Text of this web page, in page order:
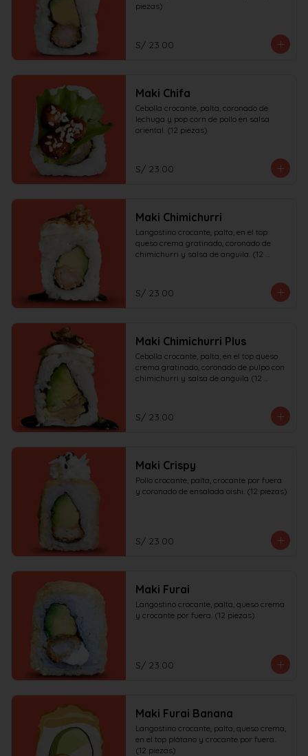
piezas)
S/ 23.00
Maki Chifa
Cebolla crocante, palta, coronado de
lechuga y pop corn de pollo en salsa
oriental. (12 piezas)
S/ 23.00
Maki Chimichurri
Langostino crocante, palta, en el top
queso crema gratinado, coronado de
chimichurri y salsa de anguila. (12
S/ 23.00
Maki Chimichurri Plus
Cebolla crocante, palta, en el top queso
crema gratinado, coronado de pulpo con
chimichurri y salsa de anguila (12
S/ 23.00
Maki Crispy
Pollo crocante, palta, crocante por fuera
y coronado de ensalada oishi. (12 piezas)
S/ 23.00
Maki Furai
Langostino crocante, palta, queso crema
y crocante por fuera. (12 piezas)
S/ 23.00
Maki Furai Banana
Langostino crocante, palta, queso crema,
en el top plátano y crocante por fuera.
(12 piezas)